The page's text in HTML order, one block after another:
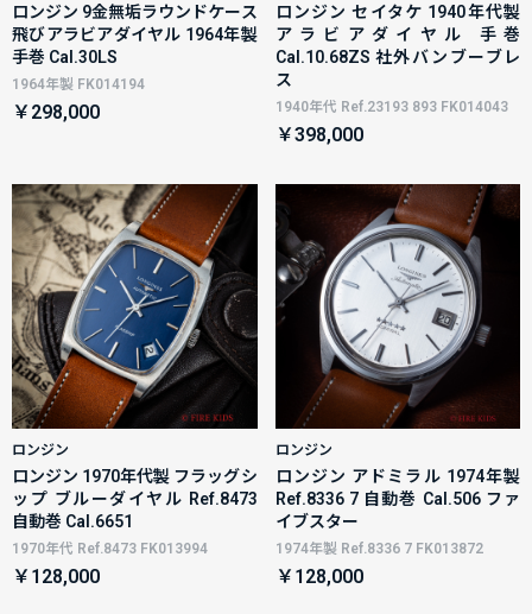
ロンジン 9金無垢ラウンドケース
飛びアラビアダイヤル 1964年製
手巻 Cal.30LS
1964年製 FK014194
￥298,000
ロンジン セイタケ 1940年代製
アラビアダイヤル 手巻
Cal.10.68ZS 社外バンブーブレ
ス
1940年代 Ref.23193 893 FK014043
￥398,000
ロンジン
ロンジン 1970年代製 フラッグシ
ップ ブルーダイヤル Ref.8473
自動巻 Cal.6651
1970年代 Ref.8473 FK013994
￥128,000
ロンジン
ロンジン アドミラル 1974年製
Ref.8336 7 自動巻 Cal.506 ファ
イブスター
1974年製 Ref.8336 7 FK013872
￥128,000